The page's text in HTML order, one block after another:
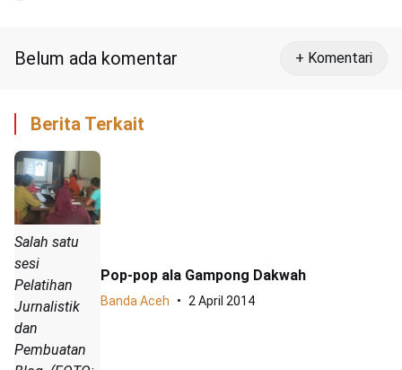
Belum ada komentar + Komentari
Berita Terkait
Salah satu
sesi
Pelatihan
Jurnalistik
dan
Pembuatan
Pop-pop ala Gampong Dakwah
Banda Aceh 2 April 2014